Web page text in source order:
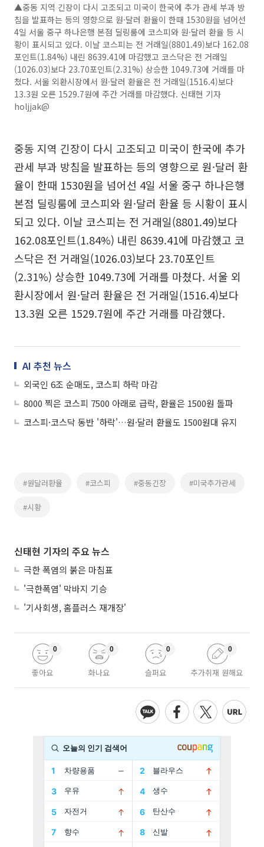
▲중동 지역 긴장이 다시 고조되고 미국이 한국에 추가 관세 부과 방
침을 발표하는 등의 영향으로 원·달러 환율이 한때 1530원을 넘어선
4일 서울 중구 하나은행 본점 딜링룸에 코스피와 원·달러 환율 등 시
황이 표시되고 있다. 이날 코스피는 전 거래일(8801.49)보다 162.08
포인트(1.84%) 내린 8639.41에 마감했고 코스닥은 전 거래일
(1026.03)보다 23.70포인트(2.31%) 상승한 1049.73에 거래를 마
쳤다. 서울 외환시장에서 원·달러 환율은 전 거래일(1516.4)보다
13.3원 오른 1529.7원에 주간 거래를 마감했다. 신태현 기자
holjjak@
중동 지역 긴장이 다시 고조되고 미국이 한국에 추가
관세 부과 방침을 발표하는 등의 영향으로 원·달러 환
율이 한때 1530원을 넘어선 4일 서울 중구 하나은행
본점 딜링룸에 코스피와 원·달러 환율 등 시황이 표시
되고 있다. 이날 코스피는 전 거래일(8801.49)보다
162.08포인트(1.84%) 내린 8639.41에 마감했고 코
스닥은 전 거래일(1026.03)보다 23.70포인트
(2.31%) 상승한 1049.73에 거래를 마쳤다. 서울 외
환시장에서 원·달러 환율은 전 거래일(1516.4)보다
13.3원 오른 1529.7원에 주간 거래를 마감했다.
AI 추천 뉴스
외국인 6조 순매도, 코스피 하락 마감
8000 찍은 코스피 7500 아래로 급락, 환율은 1500원 돌파
코스피·코스닥 동반 '하락'…원·달러 환율도 1500원대 유지
#원달러환율 #코스피 #중동긴장 #미국추가관세
#시황
신태현 기자의 주요 뉴스
극한 폭염의 붉은 마침표
'극한폭염' 막바지 기승
'기사회생, 홈플러스 재개장'
좋아요
0
화나요
0
슬퍼요
0
추가취재 원해요
0